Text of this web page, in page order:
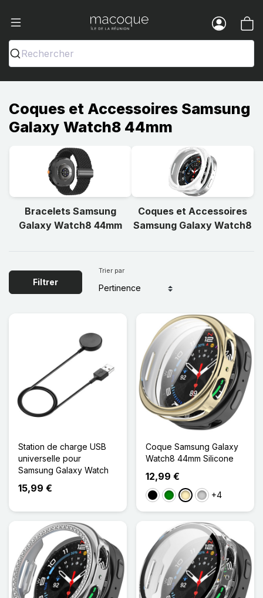
Ma Coque - Coques et Accessoires
Rechercher
Coques et Accessoires Samsung
Galaxy Watch8 44mm
Bracelets Samsung
Galaxy Watch8 44mm
Coques et Accessoires
Samsung Galaxy Watch8
Filtrer
Trier par
Station de charge USB
universelle pour
Samsung Galaxy Watch
15,99 €
Coque Samsung Galaxy
Watch8 44mm Silicone
12,99 €
NoirVertDoréTransparent
+4